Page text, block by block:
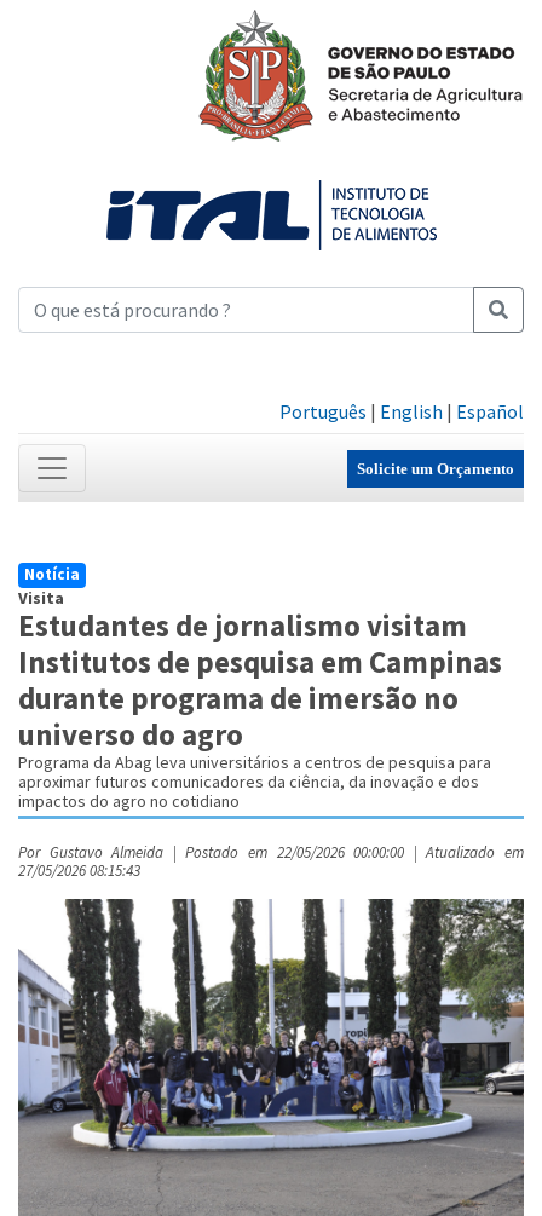
Português | English | Español
Solicite um Orçamento
Notícia
Visita
Estudantes de jornalismo visitam
Institutos de pesquisa em Campinas
durante programa de imersão no
universo do agro
Programa da Abag leva universitários a centros de pesquisa para
aproximar futuros comunicadores da ciência, da inovação e dos
impactos do agro no cotidiano
Por Gustavo Almeida | Postado em 22/05/2026 00:00:00 | Atualizado em
27/05/2026 08:15:43